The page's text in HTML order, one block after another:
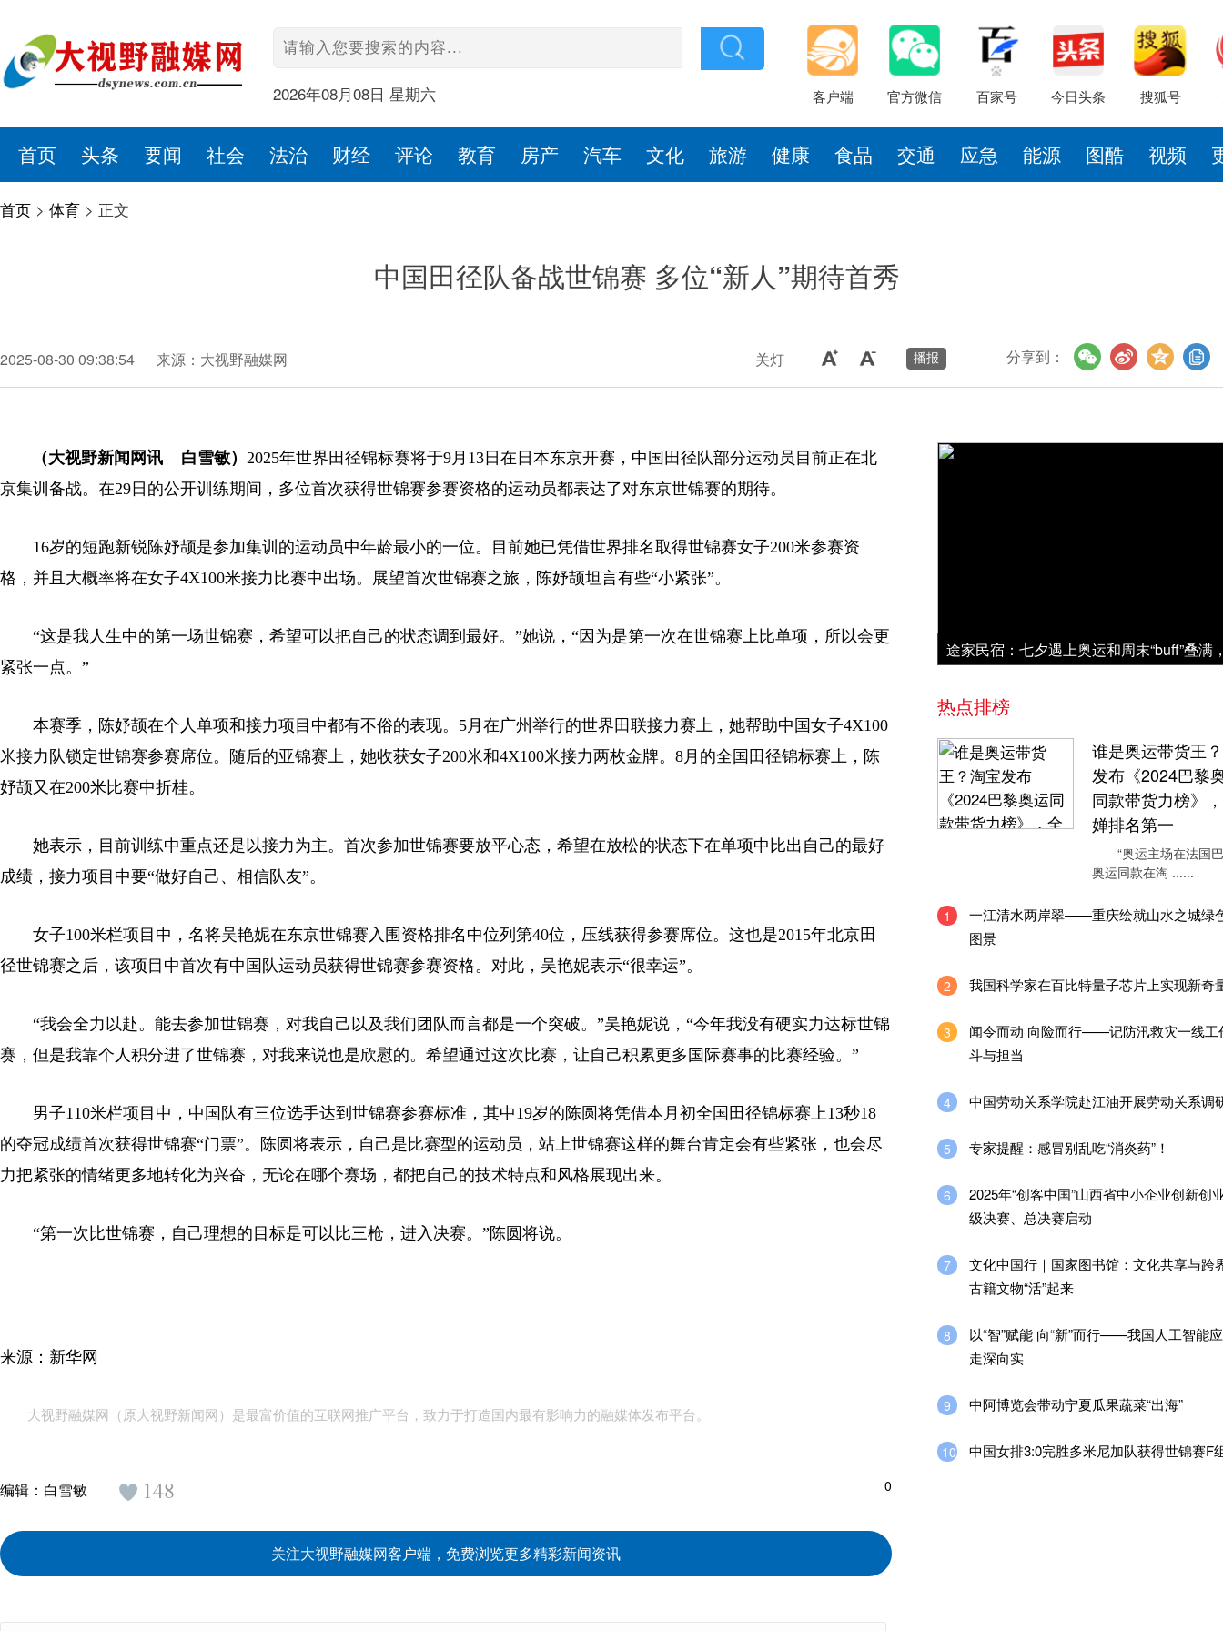
2026年08月08日 星期六 客户端 官方微信 百家号 今日头条 搜狐号
首页 头条 要闻 社会 法治 财经 评论 教育 房产 汽车 文化 旅游 健康 食品 交通 应急 能源 图酷 视频
首页 > 体育 > 正文
中国田径队备战世锦赛 多位“新人”期待首秀
2025-08-30 09:38:54 来源：大视野融媒网 关灯 分享到：
（大视野新闻网讯 白雪敏） 2025年世界田径锦标赛将于9月13日在日本东京开赛，中国田径队部分运动员目前正在北
京集训备战。在29日的公开训练期间，多位首次获得世锦赛参赛资格的运动员都表达了对东京世锦赛的期待。
16岁的短跑新锐陈妤颉是参加集训的运动员中年龄最小的一位。目前她已凭借世界排名取得世锦赛女子200米参赛资
格，并且大概率将在女子4X100米接力比赛中出场。展望首次世锦赛之旅，陈妤颉坦言有些“小紧张”。
“这是我人生中的第一场世锦赛，希望可以把自己的状态调到最好。”她说，“因为是第一次在世锦赛上比单项，所以会更
紧张一点。”
本赛季，陈妤颉在个人单项和接力项目中都有不俗的表现。5月在广州举行的世界田联接力赛上，她帮助中国女子4X100
米接力队锁定世锦赛参赛席位。随后的亚锦赛上，她收获女子200米和4X100米接力两枚金牌。8月的全国田径锦标赛上，陈
妤颉又在200米比赛中折桂。
她表示，目前训练中重点还是以接力为主。首次参加世锦赛要放平心态，希望在放松的状态下在单项中比出自己的最好
成绩，接力项目中要“做好自己、相信队友”。
女子100米栏项目中，名将吴艳妮在东京世锦赛入围资格排名中位列第40位，压线获得参赛席位。这也是2015年北京田
径世锦赛之后，该项目中首次有中国队运动员获得世锦赛参赛资格。对此，吴艳妮表示“很幸运”。
“我会全力以赴。能去参加世锦赛，对我自己以及我们团队而言都是一个突破。”吴艳妮说，“今年我没有硬实力达标世锦
赛，但是我靠个人积分进了世锦赛，对我来说也是欣慰的。希望通过这次比赛，让自己积累更多国际赛事的比赛经验。”
男子110米栏项目中，中国队有三位选手达到世锦赛参赛标准，其中19岁的陈圆将凭借本月初全国田径锦标赛上13秒18
的夺冠成绩首次获得世锦赛“门票”。陈圆将表示，自己是比赛型的运动员，站上世锦赛这样的舞台肯定会有些紧张，也会尽
力把紧张的情绪更多地转化为兴奋，无论在哪个赛场，都把自己的技术特点和风格展现出来。
“第一次比世锦赛，自己理想的目标是可以比三枪，进入决赛。”陈圆将说。
来源：新华网
大视野融媒网（原大视野新闻网）是最富价值的互联网推广平台，致力于打造国内最有影响力的融媒体发布平台。
编辑： 白雪敏 148 0
关注大视野融媒网客户端，免费浏览更多精彩新闻资讯
热点排榜
谁是奥运带货王
发布《2024巴黎
同款带货力榜》
婵排名第一
“奥运主场在法国
奥运同款在淘 ......
1
一江清水两岸翠——重庆绘就山水之城绿
图景
2 我国科学家在百比特量子芯片上实现新奇
3
闻令而动 向险而行——记防汛救灾一线工
斗与担当
4 中国劳动关系学院赴江油开展劳动关系调
5 专家提醒：感冒别乱吃“消炎药”！
6
2025年“创客中国”山西省中小企业创新创
级决赛、总决赛启动
7
文化中国行｜国家图书馆：文化共享与跨
古籍文物“活”起来
8
以“智”赋能 向“新”而行——我国人工智能
走深向实
9 中阿博览会带动宁夏瓜果蔬菜“出海”
10 中国女排3:0完胜多米尼加队获得世锦赛F